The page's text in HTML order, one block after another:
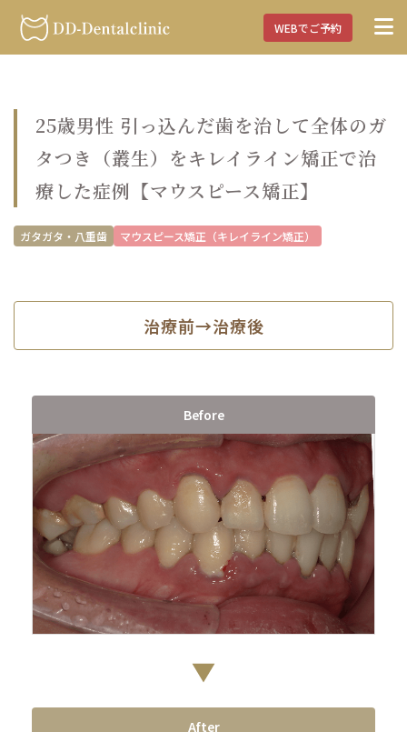
WEBでご予約
25歳男性 引っ込んだ歯を治して全体のガ
タつき（叢生）をキレイライン矯正で治
療した症例【マウスピース矯正】
ガタガタ・八重歯 マウスピース矯正（キレイライン矯正）
治療前→治療後
Before
After